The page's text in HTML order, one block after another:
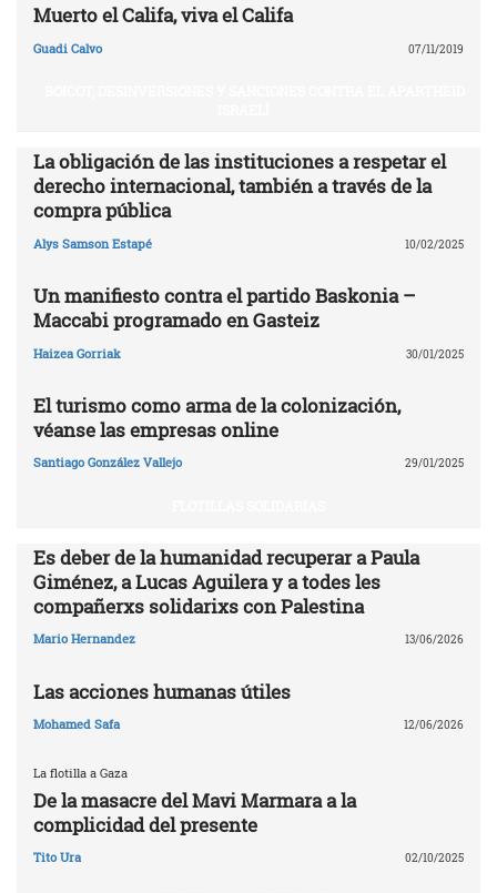
Muerto el Califa, viva el Califa
Guadi Calvo 07/11/2019
La obligación de las instituciones a respetar el
derecho internacional, también a través de la
compra pública
Alys Samson Estapé 10/02/2025
Un manifiesto contra el partido Baskonia –
Maccabi programado en Gasteiz
Haizea Gorriak 30/01/2025
El turismo como arma de la colonización,
véanse las empresas online
Santiago González Vallejo 29/01/2025
Es deber de la humanidad recuperar a Paula
Giménez, a Lucas Aguilera y a todes les
compañerxs solidarixs con Palestina
Mario Hernandez 13/06/2026
Las acciones humanas útiles
Mohamed Safa 12/06/2026
La flotilla a Gaza
De la masacre del Mavi Marmara a la
complicidad del presente
Tito Ura 02/10/2025